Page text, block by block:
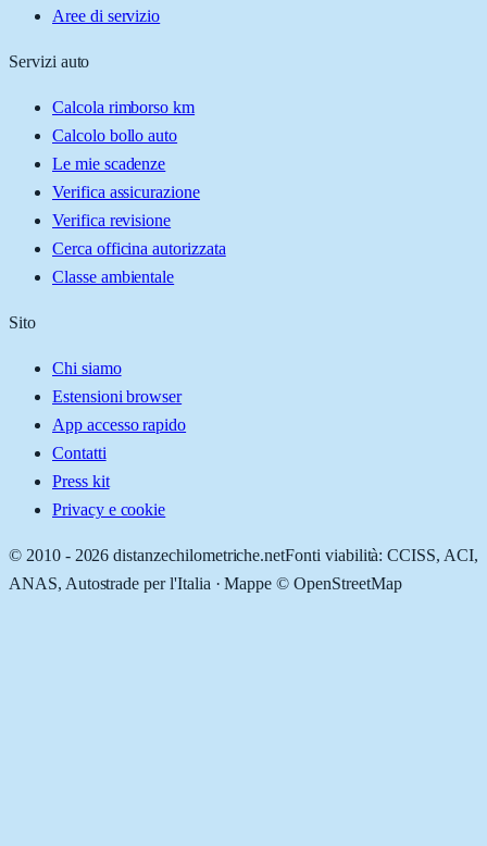
Aree di servizio
Servizi auto
Calcola rimborso km
Calcolo bollo auto
Le mie scadenze
Verifica assicurazione
Verifica revisione
Cerca officina autorizzata
Classe ambientale
Sito
Chi siamo
Estensioni browser
App accesso rapido
Contatti
Press kit
Privacy e cookie
© 2010 - 2026 distanzechilometriche.netFonti viabilità: CCISS, ACI,
ANAS, Autostrade per l'Italia · Mappe © OpenStreetMap